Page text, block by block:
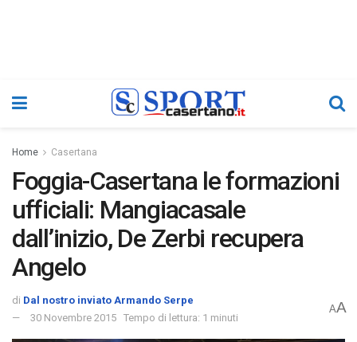
Home Casertana
Foggia-Casertana le formazioni
ufficiali: Mangiacasale
dall’inizio, De Zerbi recupera
Angelo
di Dal nostro inviato Armando Serpe
30 Novembre 2015 Tempo di lettura: 1 minuti
AA